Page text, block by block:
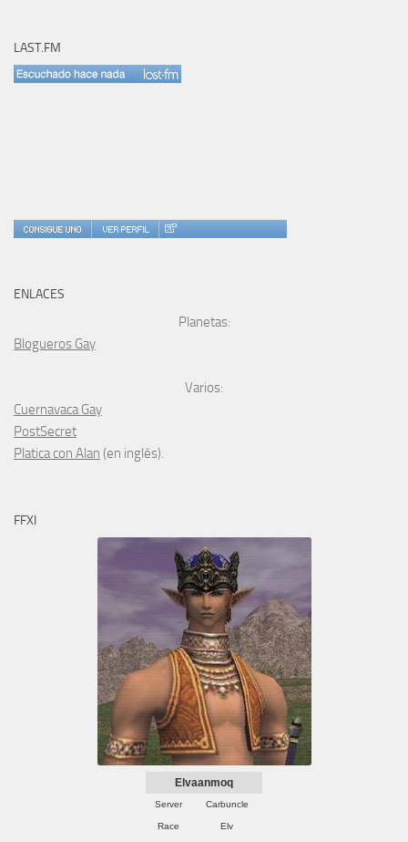
LAST.FM
ENLACES
Planetas:
Blogueros Gay
Varios:
Cuernavaca Gay
PostSecret
Platica con Alan (en inglés).
FFXI
Elvaanmoq
Server Carbuncle
Race Elv